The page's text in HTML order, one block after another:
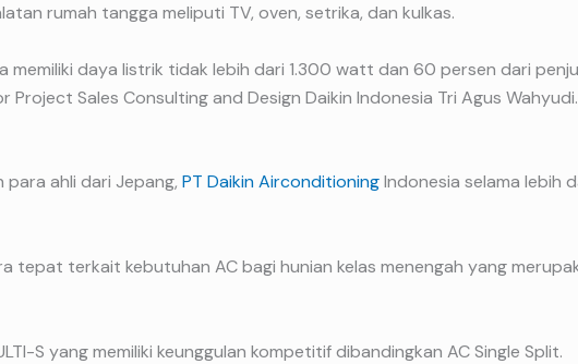
rumah tangga meliputi TV, oven, setrika, dan kulkas.
memiliki daya listrik tidak lebih dari 1.300 watt dan 60 persen dari
Project Sales Consulting and Design Daikin Indonesia Tri Agus Wahyudi.
ahli dari Jepang, PT Daikin Airconditioninglndonesia selama lebih
tepat terkait kebutuhan AC bagi hunian kelas menengah yang
S yang memiliki keunggulan kompetitif dibandingkan AC Single Split.